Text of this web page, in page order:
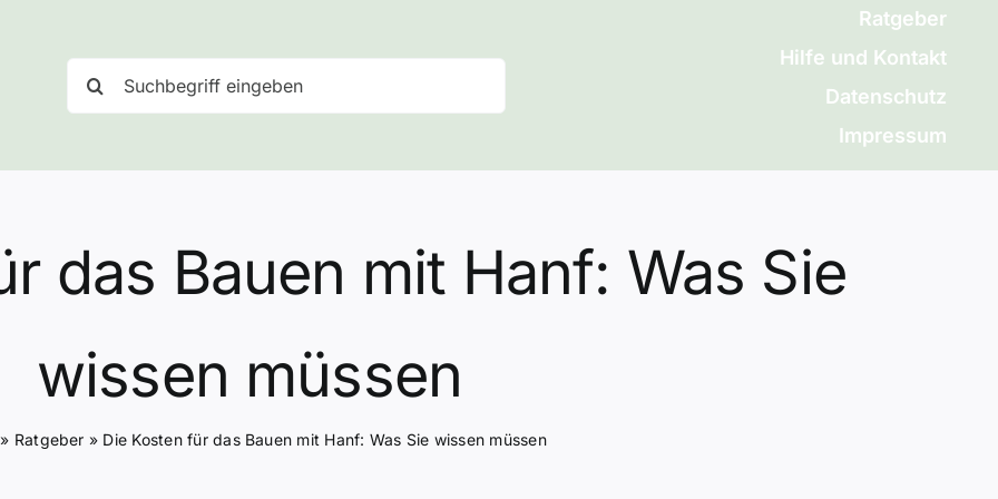
nach:
Ratgeber
Hilfe und Kontakt
Datenschutz
Impressum
das Bauen mit Hanf: Was Sie
wissen müssen
» Ratgeber » Die Kosten für das Bauen mit Hanf: Was Sie wissen müssen